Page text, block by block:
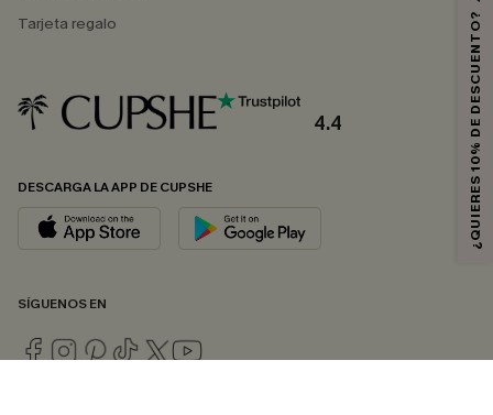
Tarjeta regalo
4.4
DESCARGA LA APP DE CUPSHE
SÍGUENOS EN
¿QUIERES 10% DE DESCUENTO?